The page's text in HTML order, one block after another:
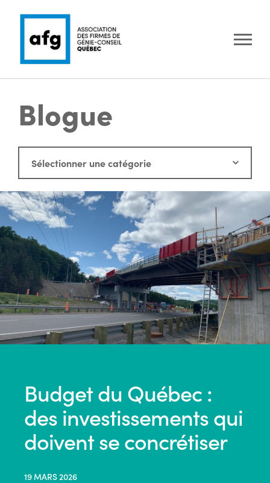
Blogue
Budget du Québec :
des investissements qui
doivent se concrétiser
19 MARS 2026